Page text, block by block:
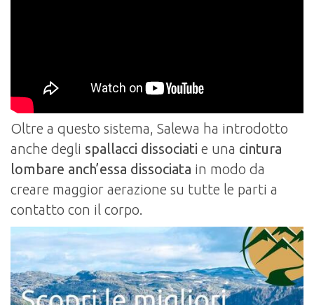
Oltre a questo sistema, Salewa ha introdotto
anche degli spallacci dissociati e una cintura
lombare anch’essa dissociata in modo da
creare maggior aerazione su tutte le parti a
contatto con il corpo.